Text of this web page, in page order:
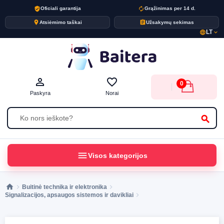
verified_userOficiali garantija autorenewGrąžinimas per 14 d.
placeAtsiėmimo taškai assignmentUžsakymų sekimas
language LTexpand_more
search
person_outline
Paskyra
favorite_border
Norai
0
menuVisos kategorijos
Buitinė technika ir elektronika
Signalizacijos, apsaugos sistemos ir davikliai